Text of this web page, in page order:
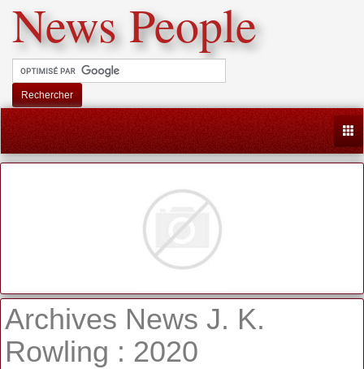
News People
Rechercher
Archives News J. K.
Rowling : 2020